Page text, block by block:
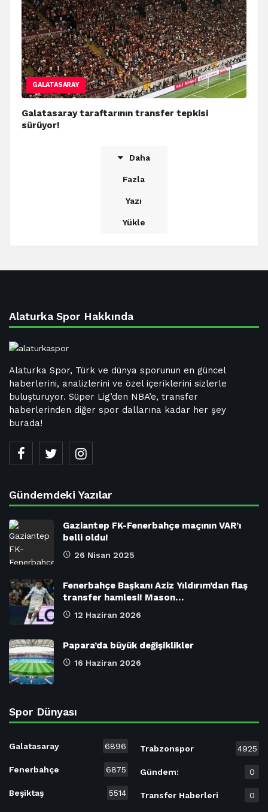
GALATASARAY
Galatasaray taraftarının transfer tepkisi
sürüyor!
Daha
Fazla
Yazı
Yükle
Alaturka Spor Hakkında
Alaturka Spor, Türk ve dünya sporunun en güncel
haberlerini, analizlerini ve özel içeriklerini sizlerle
buluşturuyor. Süper Lig’den NBA’e, transfer
haberlerinden diğer spor dallarına kadar her şey
burada!
Gündemdeki Yazılar
Gaziantep FK-Fenerbahçe maçının VAR’ı
belli oldu!
26 Nisan 2025
Fenerbahçe Başkanı Aziz Yıldırım’dan flaş
transfer hamlesi! Mason…
12 Haziran 2026
Papara’da büyük değişiklikler
16 Haziran 2026
Spor Dünyası
Galatasaray 6896
Fenerbahçe 6875
Beşiktaş 5514
Trabzonspor 4925
Gündem: 0
Transfer Haberleri 0